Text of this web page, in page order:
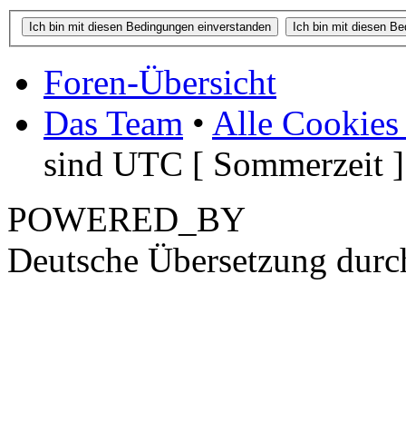
Foren-Übersicht
Das Team • Alle Cookies
sind UTC [ Sommerzeit ]
POWERED_BY
Deutsche Übersetzung